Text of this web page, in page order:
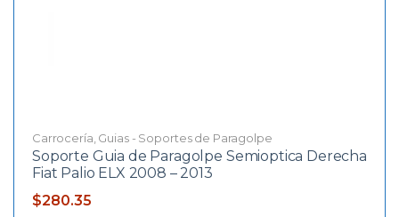
Carrocería Guias - Soportes de Paragolpe
Soporte Guia de Paragolpe Semioptica Derecha
Fiat Palio ELX 2008 – 2013
$280.35